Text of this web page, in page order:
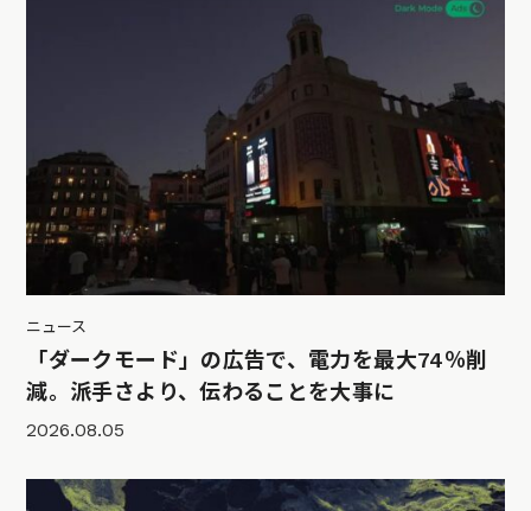
ニュース
「ダークモード」の広告で、電力を最大74％削
減。派手さより、伝わることを大事に
2026.08.05